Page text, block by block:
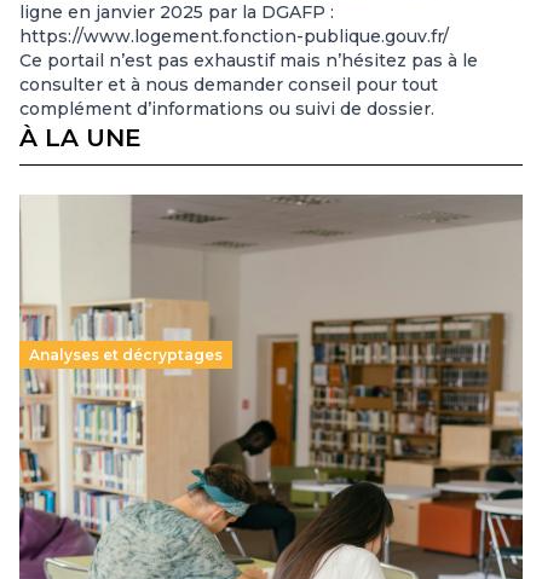
ligne en janvier 2025 par la DGAFP :
https://www.logement.fonction-publique.gouv.fr/
Ce portail n’est pas exhaustif mais n’hésitez pas à le
consulter et à nous demander conseil pour tout
complément d’informations ou suivi de dossier.
À LA UNE
Analyses et décryptages
Supérieur privé : une dérive qui met à mal la
promesse républicaine
11 juillet 2026-
Le projet de loi sur la régulation de l’enseignement
supérieur privé met en lumière l’amplification d’un système
qui relègue l’acte pédagogique au superfétatoire, voire à…